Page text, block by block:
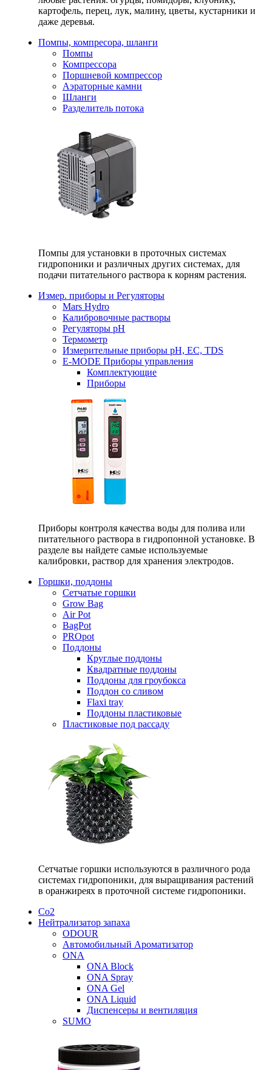
картофель, перец, лук, малину, цветы, кустарники и
даже деревья.
Помпы, компресора, шланги
Помпы
Компрессора
Поршневой компрессор
Аэраторные камни
Шланги
Разделитель потока
Помпы для установки в проточных системах
гидропоники и различных других системах, для
подачи питательного раствора к корням растения.
Измер. приборы и Регуляторы
Mars Hydro
Калибровочные растворы
Регуляторы рН
Термометр
Измерительные приборы pH, EC, TDS
E-MODE Приборы управления
Комплектующие
Приборы
Приборы контроля качества воды для полива или
питательного раствора в гидропонной установке. В
разделе вы найдете самые используемые
калибровки, раствор для хранения электродов.
Горшки, поддоны
Сетчатые горшки
Grow Bag
Air Pot
BagPot
PROpot
Поддоны
Круглые поддоны
Квадратные поддоны
Поддоны для гроубокса
Поддон со сливом
Flaxi tray
Поддоны пластиковые
Пластиковые под рассаду
Сетчатые горшки используются в различного рода
системах гидропоники, для выращивания растений
в оранжиреях в проточной системе гидропоники.
Со2
Нейтрализатор запаха
ODOUR
Автомобильный Ароматизатор
ONA
ONA Block
ONA Spray
ONA Gel
ONA Liquid
Диспенсеры и вентиляция
SUMO